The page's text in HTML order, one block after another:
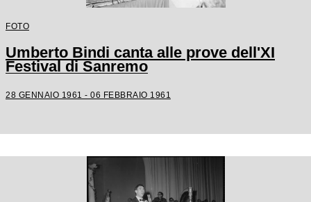
FOTO
Umberto Bindi canta alle prove dell'XI
Festival di Sanremo
28 GENNAIO 1961 - 06 FEBBRAIO 1961